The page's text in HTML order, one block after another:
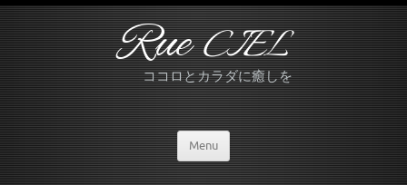
RueCIEL
ココロとカラダに癒しを
Menu